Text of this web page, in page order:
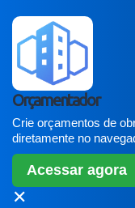
Orçamentador
Crie orçamentos de
diretamente no
Acessar agora
✕